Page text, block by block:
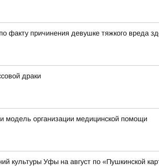
факту причинения девушке тяжкого вреда
драки
модель организации медицинской помощи
культуры Уфы на август по «Пушкинской